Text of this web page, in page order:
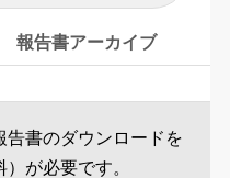
報告書アーカイブ
書のダウンロードを
が必要です。